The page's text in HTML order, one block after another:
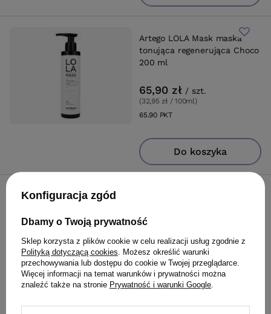
Artego LOLA Mask maska
tonująca regenerująca Choco
200 ml
65,90 zł / szt.
(32,95 zł / 100ml)
65.90PKTpunktów
Do koszyka
Objętość 250 ml
59,90 zł / szt.
(23,96 zł / 100ml)
59.90 PKTpunktów
Konfiguracja zgód
Dbamy o Twoją prywatność
Sklep korzysta z plików cookie w celu realizacji usług zgodnie z
Polityką dotyczącą cookies . Możesz określić warunki
przechowywania lub dostępu do cookie w Twojej przeglądarce.
Więcej informacji na temat warunków i prywatności można
znaleźć także na stronie Prywatność i warunki Google